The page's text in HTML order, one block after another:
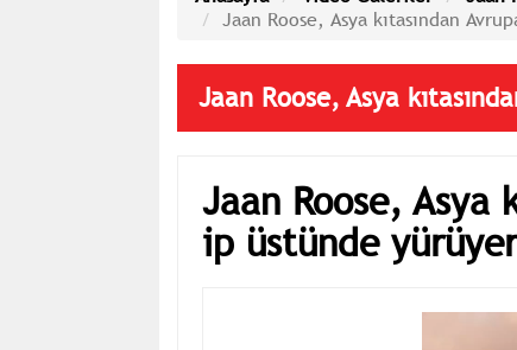
Jaan Roose, Asya kıtasından
Jaan Roose, Asya
Jaan Roose, Asya
ip üstünde